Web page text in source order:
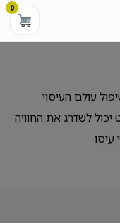
0
עולם העיסוי
יכול לשדרג את החוויה
עיסו